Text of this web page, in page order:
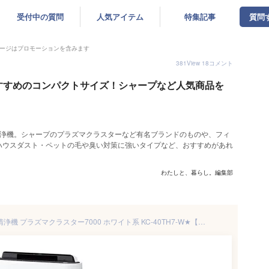
受付中の質問 人気アイテム 特集記事 質問
ジはプロモーションを含みます
381View 18コメント
めのコンパクトサイズ！シャープなど人気商品を
機。シャープのプラズマクラスターなど有名ブランドのものや、フィ
スダスト・ペットの毛や臭い対策に強いタイプなど、おすすめがあれ
わたしと、暮らし。編集部